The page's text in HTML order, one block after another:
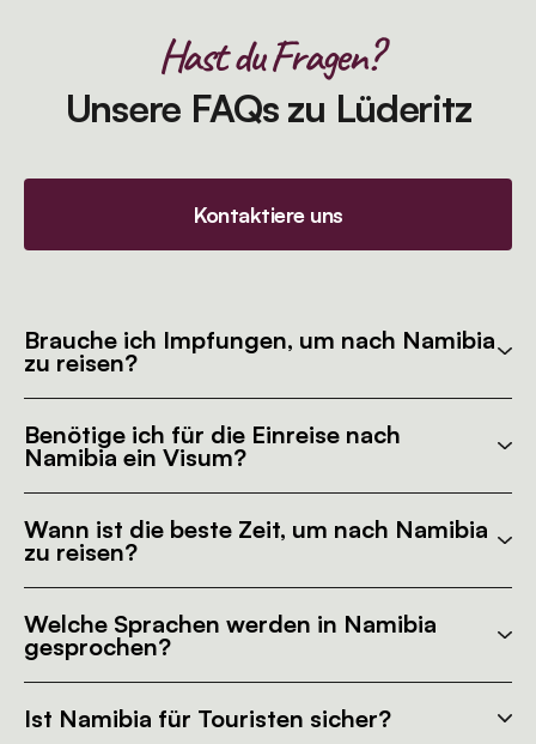
Hast du Fragen?
Unsere FAQs zu Lüderitz
Kontaktiere uns
Brauche ich Impfungen, um nach Namibia
zu reisen?
Benötige ich für die Einreise nach
Namibia ein Visum?
Wann ist die beste Zeit, um nach Namibia
zu reisen?
Welche Sprachen werden in Namibia
gesprochen?
Ist Namibia für Touristen sicher?